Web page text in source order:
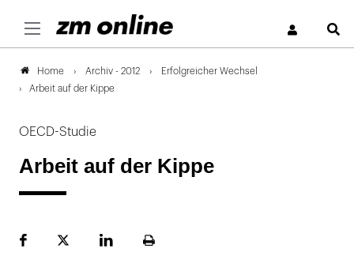
Home Archiv - 2012
Erfolgreicher Wechsel
Arbeit auf der Kippe
OECD-Studie
Arbeit auf der Kippe
FacebookPlattformLinekdInSeite